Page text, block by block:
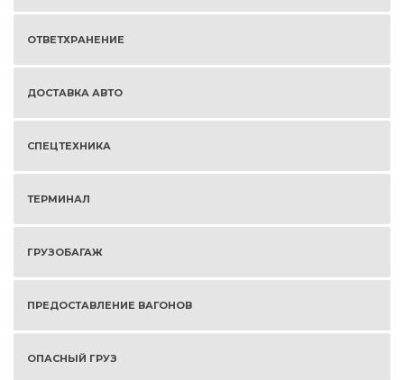
ОТВЕТХРАНЕНИЕ
ДОСТАВКА АВТО
СПЕЦТЕХНИКА
ТЕРМИНАЛ
ГРУЗОБАГАЖ
ПРЕДОСТАВЛЕНИЕ ВАГОНОВ
ОПАСНЫЙ ГРУЗ